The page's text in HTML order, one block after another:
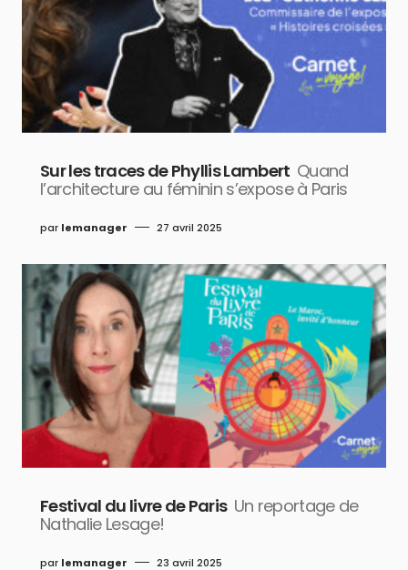
Sur les traces de Phyllis Lambert Quand
l’architecture au féminin s’expose à Paris
par lemanager 27 avril 2025
Festival du livre de Paris Un reportage de
Nathalie Lesage!
par lemanager 23 avril 2025